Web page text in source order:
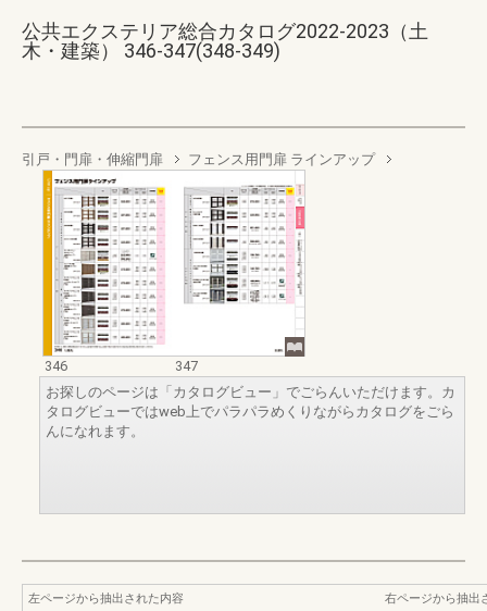
公共エクステリア総合カタログ2022-2023（土
木・建築） 346-347(348-349)
引戸・門扉・伸縮門扉 フェンス用門扉 ラインアップ
346
347
お探しのページは「カタログビュー」でごらんいただけます。カ
タログビューではweb上でパラパラめくりながらカタログをごら
んになれます。
左ページから抽出された内容
右ページから抽出